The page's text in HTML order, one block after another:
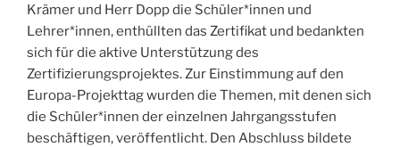
Krämer und Herr Dopp die Schüler*innen und
Lehrer*innen, enthüllten das Zertifikat und bedankten
sich für die aktive Unterstützung des
Zertifizierungsprojektes. Zur Einstimmung auf den
Europa-Projekttag wurden die Themen, mit denen sich
die Schüler*innen der einzelnen Jahrgangsstufen
beschäftigen, veröffentlicht. Den Abschluss bildete